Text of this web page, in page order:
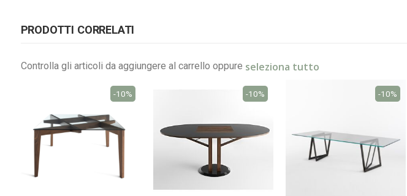
PRODOTTI CORRELATI
Controlla gli articoli da aggiungere al carrello oppure seleziona tutto
-10% -10% -10%